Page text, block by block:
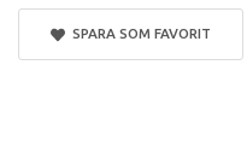
SPARA SOM FAVORIT